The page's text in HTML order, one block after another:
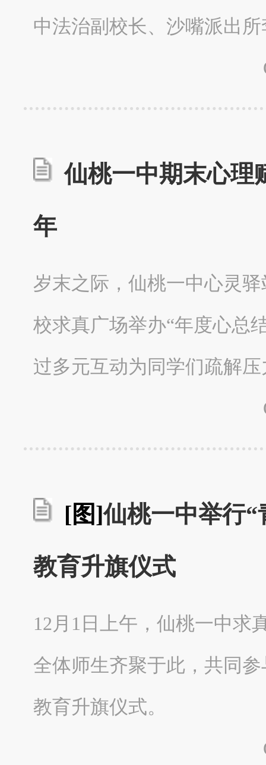
中法治副校长、沙嘴派出
仙桃一中期末心理
年
岁末之际，仙桃一中心灵
校求真广场举办“年度心总
过多元互动为同学们疏解
[图]仙桃一中举行
教育升旗仪式
12月1日上午，仙桃一中求
全体师生齐聚于此，共同
教育升旗仪式。